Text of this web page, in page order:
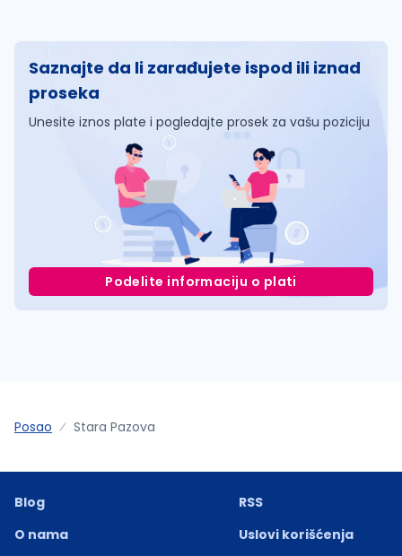
Saznajte da li zarađujete ispod ili iznad
proseka
Unesite iznos plate i pogledajte prosek za vašu poziciju
Podelite informaciju o plati
Posao Stara Pazova
Blog
O nama
RSS
Uslovi korišćenja